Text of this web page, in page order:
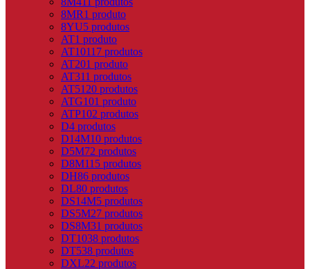
8MR1 produto
8YU5 produtos
AT1 produto
AT10117 produtos
AT201 produto
AT311 produtos
AT5120 produtos
ATG101 produto
ATP102 produtos
D4 produtos
D14M10 produtos
D5M72 produtos
D8M115 produtos
DH86 produtos
DL80 produtos
DS14M5 produtos
DS5M27 produtos
DS8M31 produtos
DT1038 produtos
DT538 produtos
DXL22 produtos